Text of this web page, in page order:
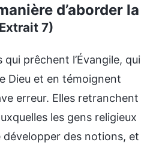
d’aborder la
7)
prêchent l’Évangile, qui
Dieu et en témoignent
erreur. Elles retranchent
les gens religieux
des notions, et